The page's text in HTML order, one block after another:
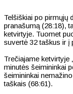
Telšiškiai po pirmųjų
pranašumą (28:18),
ketvirtyje. Tuomet
suvertė 32 taškus ir į
Trečiajame ketvirtyje
minutės šeimininkai
šeimininkai
taškais (68:61).